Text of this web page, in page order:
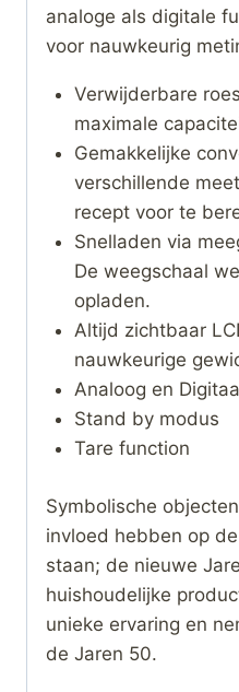
analoge als digitale
voor nauwkeurig
Verwijderbare
maximale
Gemakkelijke
verschillende
recept voor te
Snelladen via
De weegschaal
opladen.
Altijd zichtbaar
nauwkeurige
Analoog en
Stand by modus
Tare function
Symbolische
invloed hebben op
staan; de nieuwe
huishoudelijke
unieke ervaring en
de Jaren 50.